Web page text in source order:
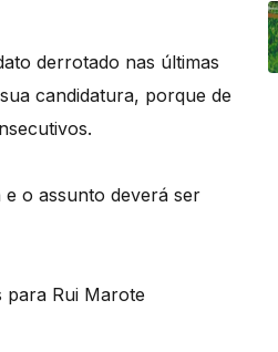
derrotado nas últimas
candidatura, porque de
e o assunto deverá ser
para Rui Marote